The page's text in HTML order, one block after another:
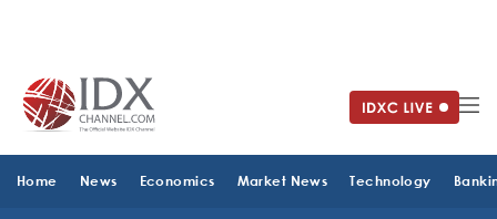
Home News Economics Market News Technology